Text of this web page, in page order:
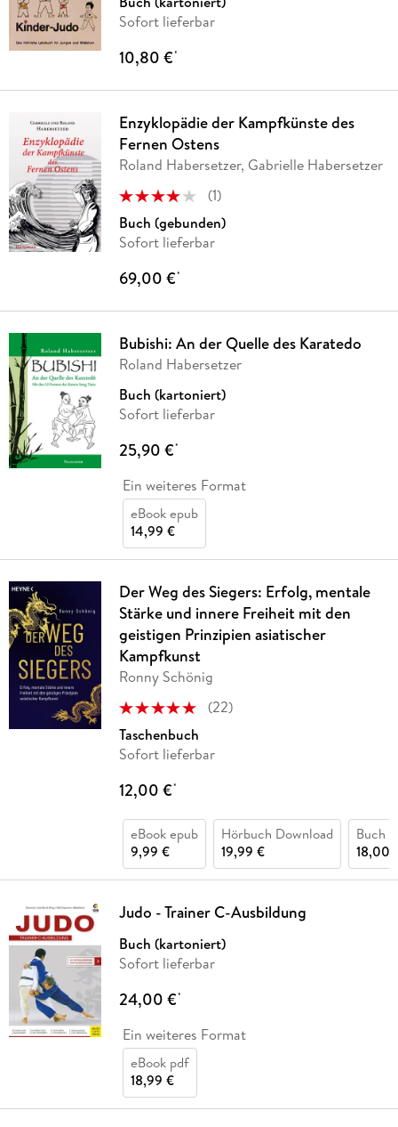
Sofort lieferbar
10,80 €*
Enzyklopädie der Kampfkünste des
Fernen Ostens
Roland Habersetzer, Gabrielle Habersetzer
(1)
Buch (gebunden)
Sofort lieferbar
69,00 €*
Bubishi: An der Quelle des Karatedo
Roland Habersetzer
Buch (kartoniert)
Sofort lieferbar
25,90 €*
Ein weiteres Format
eBook epub
14,99 €
Der Weg des Siegers: Erfolg, mentale
Stärke und innere Freiheit mit den
geistigen Prinzipien asiatischer
Kampfkunst
Ronny Schönig
(22)
Taschenbuch
Sofort lieferbar
12,00 €*
eBook epub
9,99 €
Hörbuch Download
19,99 €
Buch
18,00
Judo - Trainer C-Ausbildung
Buch (kartoniert)
Sofort lieferbar
24,00 €*
Ein weiteres Format
eBook pdf
18,99 €